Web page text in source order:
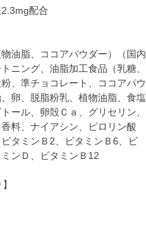
配合
油脂、ココアパウダー）（国内
ニング、油脂加工食品（乳糖、
、準チョコレート、ココアパウ
卵、脱脂粉乳、植物油脂、食塩
ール、卵殻Ｃａ、グリセリン、
料、ナイアシン、ピロリン酸
タミンＢ2、ビタミンＢ6、ビ
ンＤ、ビタミンＢ12